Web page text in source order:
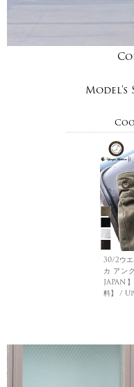
Model's
30/2ウエ
カ アン
JAPAN
料】 /